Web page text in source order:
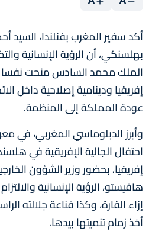
أكد سفير المغرب بفنلندا، السيد
بهلسنكي، أن الرؤية الإنسانية
الملك محمد السادس منحت نفسا
إفريقيا ودينامية إصلاحية داخل
عودة المملكة إلى المنظمة.
وأبرز الدبلوماسي المغربي، في
إفريقيا، بحضور وزير الشؤون
هافيستو، الرؤية الإنسانية
إزاء القارة، وكذا قناعة جلالته
أخذ زمام تنميتها بيدها.